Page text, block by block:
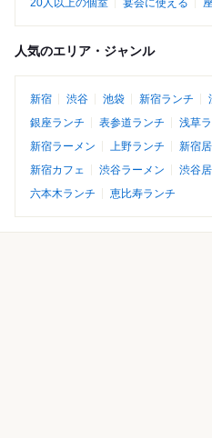
20人以上の個室
宴会に使える
人気のエリア・ジャンル
新宿 渋谷 池袋 新宿ランチ
銀座ランチ
表参道ランチ 浅草
新宿ラーメン
上野ランチ 新宿
新宿カフェ
渋谷ラーメン 渋谷
六本木ランチ
恵比寿ランチ